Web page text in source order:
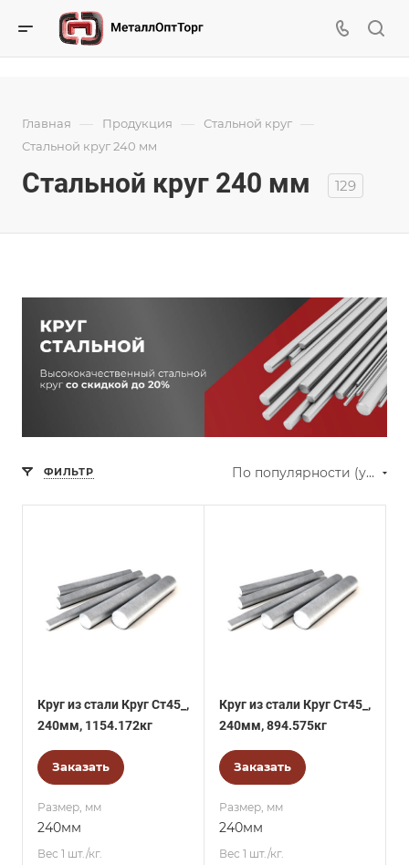
Главная — Продукция — Стальной круг —
Стальной круг 240 мм
Стальной круг 240 мм 129
ФИЛЬТР По популярности (убывание)
Круг из стали Круг Ст45_,
240мм, 1154.172кг
Заказать
Размер, мм
240мм
Вес 1 шт./кг.
Круг из стали Круг Ст45_,
240мм, 894.575кг
Заказать
Размер, мм
240мм
Вес 1 шт./кг.